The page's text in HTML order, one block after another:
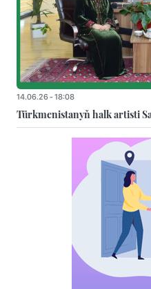
14.06.26 - 18:08
Türkmenistanyň halk artisti